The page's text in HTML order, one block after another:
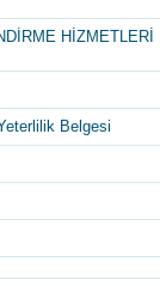
HİZMETLERİ
Belgesi